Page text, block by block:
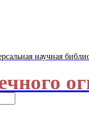
научная